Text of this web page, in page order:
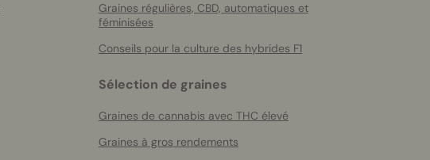
Graines régulières, CBD, automatiques et
féminisées
Conseils pour la culture des hybrides F1
Sélection de graines
Graines de cannabis avec THC élevé
Graines à gros rendements